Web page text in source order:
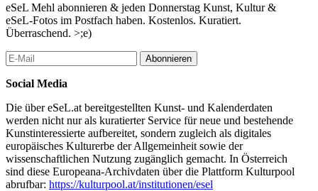
...Mehr lesen
eSeL Mehl abonnieren & jeden Donnerstag Kunst, Kultur &
eSeL-Fotos im Postfach haben. Kostenlos. Kuratiert.
Überraschend. >;e)
Abonnieren
Social Media
Die über eSeL.at bereitgestellten Kunst- und Kalenderdaten
werden nicht nur als kuratierter Service für neue und bestehende
Kunstinteressierte aufbereitet, sondern zugleich als digitales
europäisches Kulturerbe der Allgemeinheit sowie der
wissenschaftlichen Nutzung zugänglich gemacht. In Österreich
sind diese Europeana-Archivdaten über die Plattform Kulturpool
abrufbar: https://kulturpool.at/institutionen/esel